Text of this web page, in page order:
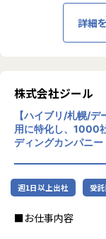
ズに
ナル
掲げ
力、
な分
供す
るこ
詳細
株式会社ジール
【ハイブリ/札幌/
用に特化し、1000
ディングカンパニー
週1日以上出社 受
■お仕事内容